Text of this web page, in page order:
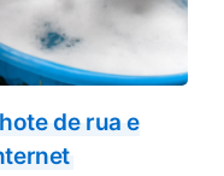
de rua e